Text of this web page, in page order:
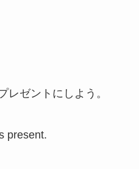
レゼントにしよう。
present.